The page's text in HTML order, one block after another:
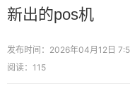
新出的pos机
发布时间：2026年04月12日
阅读：115